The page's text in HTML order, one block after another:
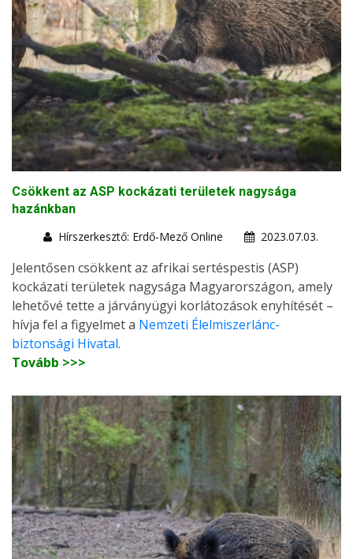
Csökkent az ASP kockázati területek nagysága
hazánkban
Hírszerkesztő: Erdő-Mező Online
2023.07.03.
Jelentősen csökkent az afrikai sertéspestis (ASP)
kockázati területek nagysága Magyarországon, amely
lehetővé tette a járványügyi korlátozások enyhítését –
hívja fel a figyelmet a Nemzeti Élelmiszerlánc-
biztonsági Hivatal.
Tovább >>>